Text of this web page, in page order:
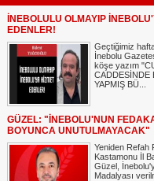
İNEBOLULU OLMAYIP
EDENLER!
Geçtiğimiz
İnebolu
köşe yazım
CADDESİNDE
YAPMIŞ BÜ...
GÜZEL: "İNEBOLU'NUN
BOYUNCA UNUTULMAYACAK"
Yeniden Refah
Kastamonu İl
Güzel,
Madalyası